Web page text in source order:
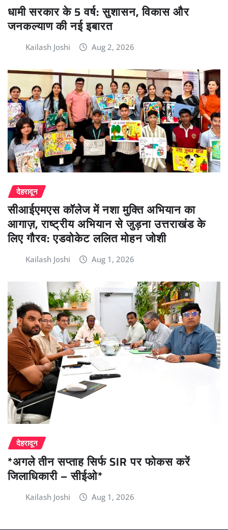
धामी सरकार के 5 वर्ष: सुशासन, विकास और
जनकल्याण की नई इबारत
Kailash Joshi Aug 2, 2026
देहरादून
सीआईएमएस कॉलेज में नशा मुक्ति अभियान का
आगाज़, राष्ट्रीय अभियान से जुड़ना उत्तराखंड के
लिए गौरव: एडवोकेट ललित मोहन जोशी
Kailash Joshi Aug 1, 2026
देहरादून
*अगले तीन सप्ताह सिर्फ SIR पर फोकस करें
जिलाधिकारी – सीईओ*
Kailash Joshi Aug 1, 2026